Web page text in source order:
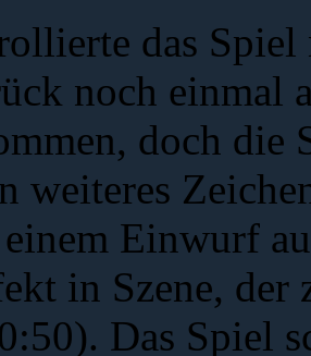
das Spiel
noch einmal
doch die
weiteres
Einwurf
in Szene,
Das Spiel